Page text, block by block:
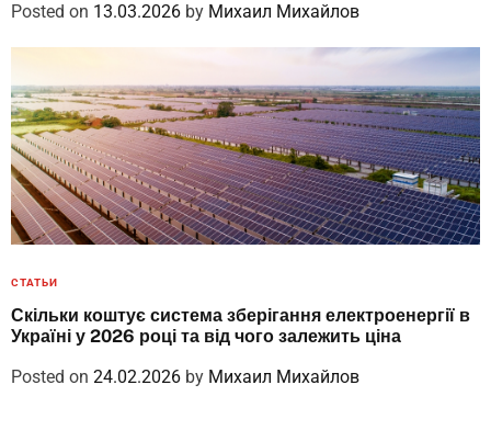
Posted on 13.03.2026 by Михаил Михайлов
СТАТЬИ
Скільки коштує система зберігання електроенергії в
Україні у 2026 році та від чого залежить ціна
Posted on 24.02.2026 by Михаил Михайлов